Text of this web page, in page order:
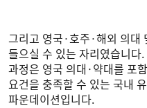
그리고 영국·호주·해외 의대
들으실 수 있는 자리였습니
과정은 영국 의대·약대를 포
요건을 충족할 수 있는 국내
파운데이션입니다.